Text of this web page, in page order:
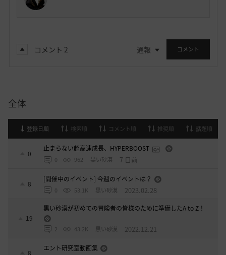
コメント 2 通報 コメント
全体
登録日順 検索順 コメント順 推奨順 話題順
0
止まらない超高速成長、HYPERBOOST
0 962 黒い砂漠 7 日前
8
[開催中のイベント] 今週のイベントは？
0 53.1K 黒い砂漠 2023.02.28
19
黒い砂漠が初めての冒険者の皆様のために準備したA to Z！
2 43.2K 黒い砂漠 2022.12.21
8
エント研究室動画集